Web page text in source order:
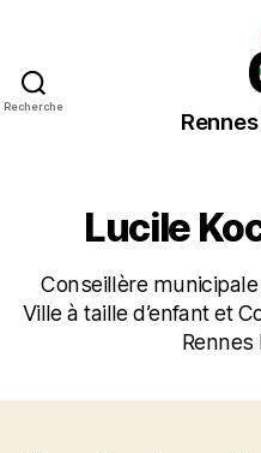
Recherche
Lucile
Conseillère
Ville à taille d’enfant et